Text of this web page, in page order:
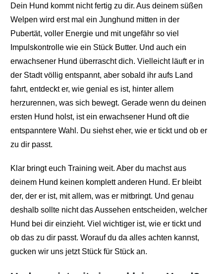
Dein Hund kommt nicht fertig zu dir. Aus deinem süßen
Welpen wird erst mal ein Junghund mitten in der
Pubertät, voller Energie und mit ungefähr so viel
Impulskontrolle wie ein Stück Butter. Und auch ein
erwachsener Hund überrascht dich. Vielleicht läuft er in
der Stadt völlig entspannt, aber sobald ihr aufs Land
fahrt, entdeckt er, wie genial es ist, hinter allem
herzurennen, was sich bewegt. Gerade wenn du deinen
ersten Hund holst, ist ein erwachsener Hund oft die
entspanntere Wahl. Du siehst eher, wie er tickt und ob er
zu dir passt.
Klar bringt euch Training weit. Aber du machst aus
deinem Hund keinen komplett anderen Hund. Er bleibt
der, der er ist, mit allem, was er mitbringt. Und genau
deshalb sollte nicht das Aussehen entscheiden, welcher
Hund bei dir einzieht. Viel wichtiger ist, wie er tickt und
ob das zu dir passt. Worauf du da alles achten kannst,
gucken wir uns jetzt Stück für Stück an.